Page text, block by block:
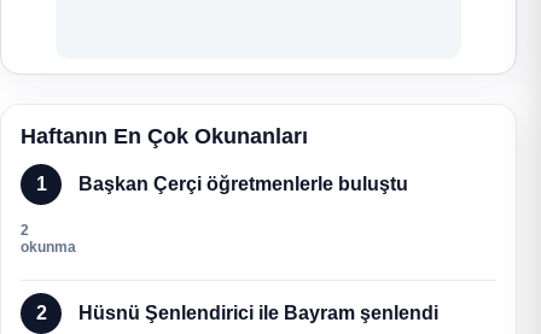
Haftanın En Çok Okunanları
1 Başkan Çerçi öğretmenlerle buluştu
2
okunma
2 Hüsnü Şenlendirici ile Bayram şenlendi